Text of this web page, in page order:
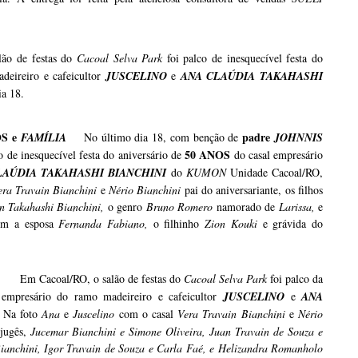
de festas do Cacoal Selva Park foi palco de inesquecível festa do
e cafeicultorJUSCELINO eANA CLAÚDIA TAKAHASHI
18.
e FAMÍLIA No último dia 18, com benção depadreJOHNNIS
inesquecível festa do aniversário de50 ANOS do casal empresário
TAKAHASHI BIANCHINIdo KUMON Unidade Cacoal/RO,
Travain Bianchini eNério Bianchini pai do aniversariante, os filhos
Takahashi Bianchini, o genro Bruno Romero namorado de Larissa,e
a esposaFernanda Fabiano, o filhinhoZion Kouki e grávida do
Em Cacoal/RO, o salão de festas do Cacoal Selva Parkfoi palco da
do ramo madeireiro e cafeicultorJUSCELINO eANA
Na fotoAnae Juscelino com o casal Vera Travain Bianchini eNério
Jucemar Bianchini e Simone Oliveira, Juan Travain de Souza e
Igor Travain de Souza e Carla Faé, e Helizandra Romanholo